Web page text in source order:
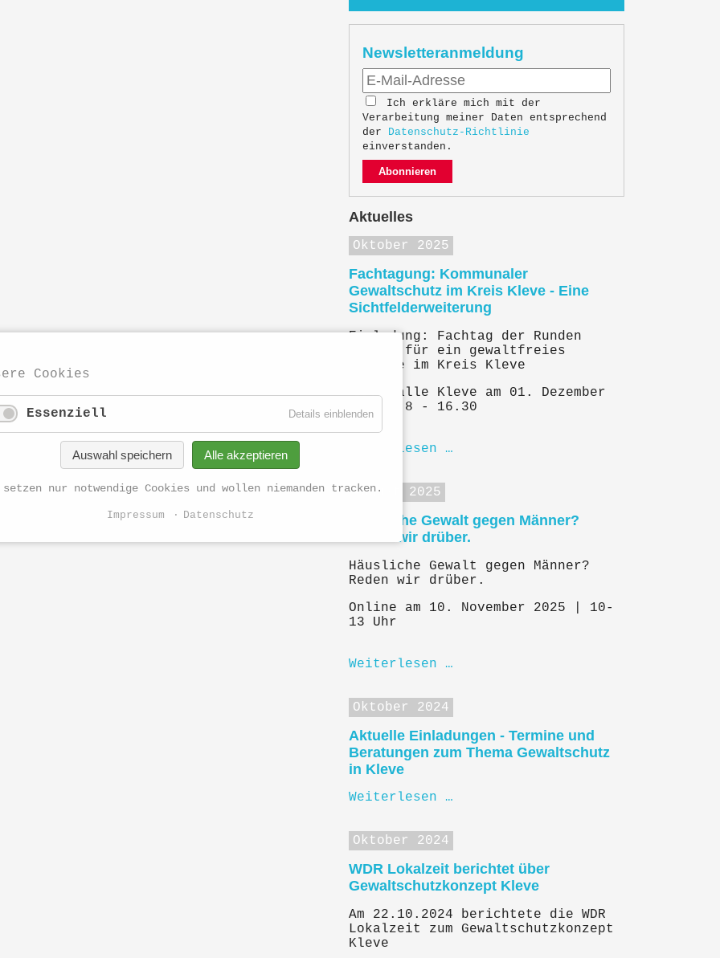
Newsletteranmeldung
Ich erkläre mich mit der
Verarbeitung meiner Daten entsprechend
der Datenschutz-Richtlinie
einverstanden.
Abonnieren
Aktuelles
Oktober 2025
Fachtagung: Kommunaler
Gewaltschutz im Kreis Kleve - Eine
Sichtfelderweiterung
Einladung: Fachtag der Runden
Tische für ein gewaltfreies
Zuhause im Kreis Kleve
Stadthalle Kleve am 01. Dezember
2025 | 8 - 16.30
Weiterlesen …
August 2025
Häusliche Gewalt gegen Männer?
Reden wir drüber.
Häusliche Gewalt gegen Männer?
Reden wir drüber.
Online am 10. November 2025 | 10-
13 Uhr
Weiterlesen …
Oktober 2024
Aktuelle Einladungen - Termine und
Beratungen zum Thema Gewaltschutz
in Kleve
Weiterlesen …
Oktober 2024
WDR Lokalzeit berichtet über
Gewaltschutzkonzept Kleve
Am 22.10.2024 berichtete die WDR
Lokalzeit zum Gewaltschutzkonzept
Kleve
Cookies
Essenziell Details einblenden
Auswahl speichern Alle akzeptieren
nur notwendige Cookies und wollen niemanden tracken.
Impressum Datenschutz